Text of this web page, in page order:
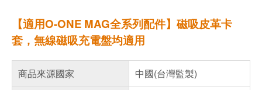
【適用O-ONE MAG全系列配件】磁吸皮革卡
套，無線磁吸充電盤均適用
商品來源國家
中國(台灣監製)